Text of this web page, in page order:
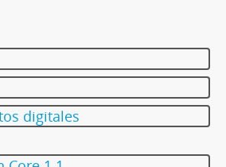
digitales